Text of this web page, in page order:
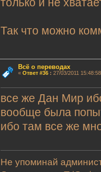
только и не
Так что можно
Всё о переводах
« Ответ #36: 27/03/2011
все же Дан Мир
вообще была
ибо там все же
Не упоминай